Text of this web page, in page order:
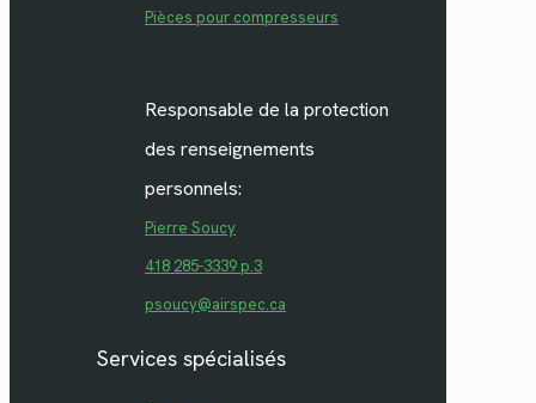
Pièces pour compresseurs
Responsable de la protection
des renseignements
personnels:
Pierre Soucy
418 285-3339 p.3
psoucy@airspec.ca
Services spécialisés